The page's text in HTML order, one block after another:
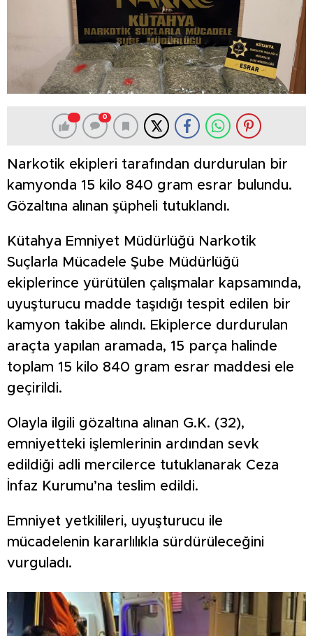
0
Narkotik ekipleri tarafından durdurulan bir
kamyonda 15 kilo 840 gram esrar bulundu.
Gözaltına alınan şüpheli tutuklandı.
Kütahya Emniyet Müdürlüğü Narkotik
Suçlarla Mücadele Şube Müdürlüğü
ekiplerince yürütülen çalışmalar kapsamında,
uyuşturucu madde taşıdığı tespit edilen bir
kamyon takibe alındı. Ekiplerce durdurulan
araçta yapılan aramada, 15 parça halinde
toplam 15 kilo 840 gram esrar maddesi ele
geçirildi.
Olayla ilgili gözaltına alınan G.K. (32),
emniyetteki işlemlerinin ardından sevk
edildiği adli mercilerce tutuklanarak Ceza
İnfaz Kurumu’na teslim edildi.
Emniyet yetkilileri, uyuşturucu ile
mücadelenin kararlılıkla sürdürüleceğini
vurguladı.